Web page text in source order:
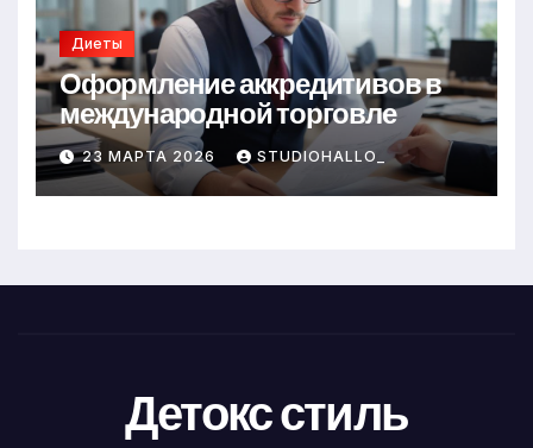
Диеты
Оформление аккредитивов в
международной торговле
23 МАРТА 2026 STUDIOHALLO_
Детокс стиль